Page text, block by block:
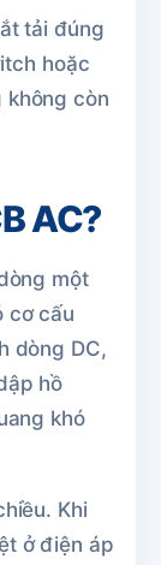
tải đúng
hoặc
không còn
AC?
một
cơ cấu
dòng DC,
hồ
khó
Khi
ở điện áp